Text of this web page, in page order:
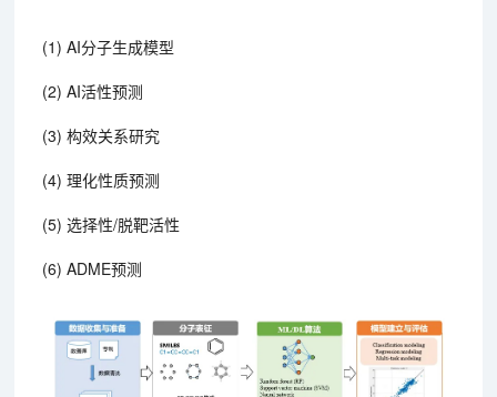
(1) AI分子生成模型
(2) AI活性预测
(3) 构效关系研究
(4) 理化性质预测
(5) 选择性/脱靶活性
(6) ADME预测